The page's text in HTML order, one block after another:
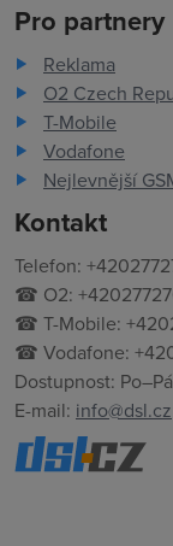
Pro partnery
Reklama
O2 Czech
T-Mobile
Vodafone
Nejlevnější
Kontakt
Telefon:
☎ O2:
☎ T-Mobile:
☎ Vodafone:
Dostupnost:
E-mail: info@dsl.cz